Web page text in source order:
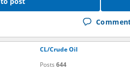
к нижней части,
а если отката не
в рынок с отката.
который будет идти в
многократно.
CL/Crude Oil
Posts 644